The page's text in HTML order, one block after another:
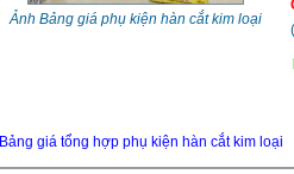
Ảnh Bảng giá phụ kiện hàn cắt kim loại
(
Bảng giá tổng hợp phụ kiện hàn cắt kim loại